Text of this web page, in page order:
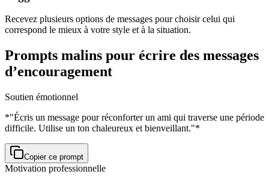
Recevez plusieurs options de messages pour choisir celui qui
correspond le mieux à votre style et à la situation.
Prompts malins pour écrire des messages
d’encouragement
Soutien émotionnel
*"Écris un message pour réconforter un ami qui traverse une période
difficile. Utilise un ton chaleureux et bienveillant."*
Copier ce prompt
Motivation professionnelle